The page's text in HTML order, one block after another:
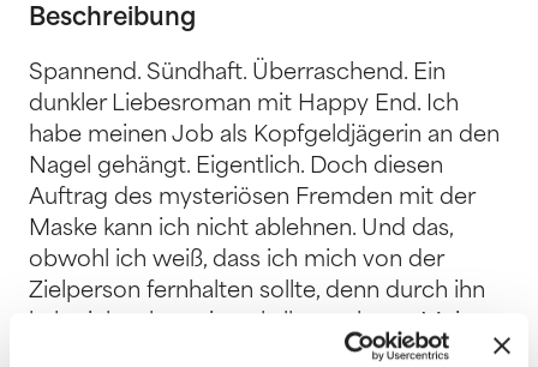
Beschreibung
Spannend. Sündhaft. Überraschend. Ein
dunkler Liebesroman mit Happy End. Ich
habe meinen Job als Kopfgeldjägerin an den
Nagel gehängt. Eigentlich. Doch diesen
Auftrag des mysteriösen Fremden mit der
Maske kann ich nicht ablehnen. Und das,
obwohl ich weiß, dass ich mich von der
Zielperson fernhalten sollte, denn durch ihn
Liebe. Mein Leben, wie ich es kannte. Das